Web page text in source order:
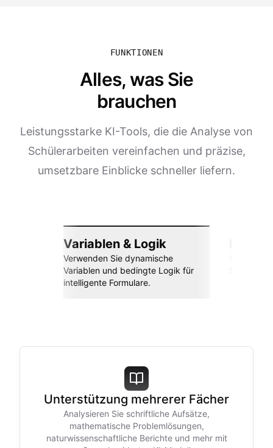
FUNKTIONEN
Alles, was Sie
brauchen
Leistungsstarke KI-Tools, die die Analyse von
Schülerarbeiten vereinfachen und präzise,
umsetzbare Einblicke schneller liefern.
Variablen & Logik
Verwenden Sie dynamische
Variablen und bedingte Logik für
intelligente Formulare.
Unterstützung mehrerer Fächer
Analysieren Sie schriftliche Aufsätze,
mathematische Problemlösungen,
naturwissenschaftliche Berichte und mehr mit